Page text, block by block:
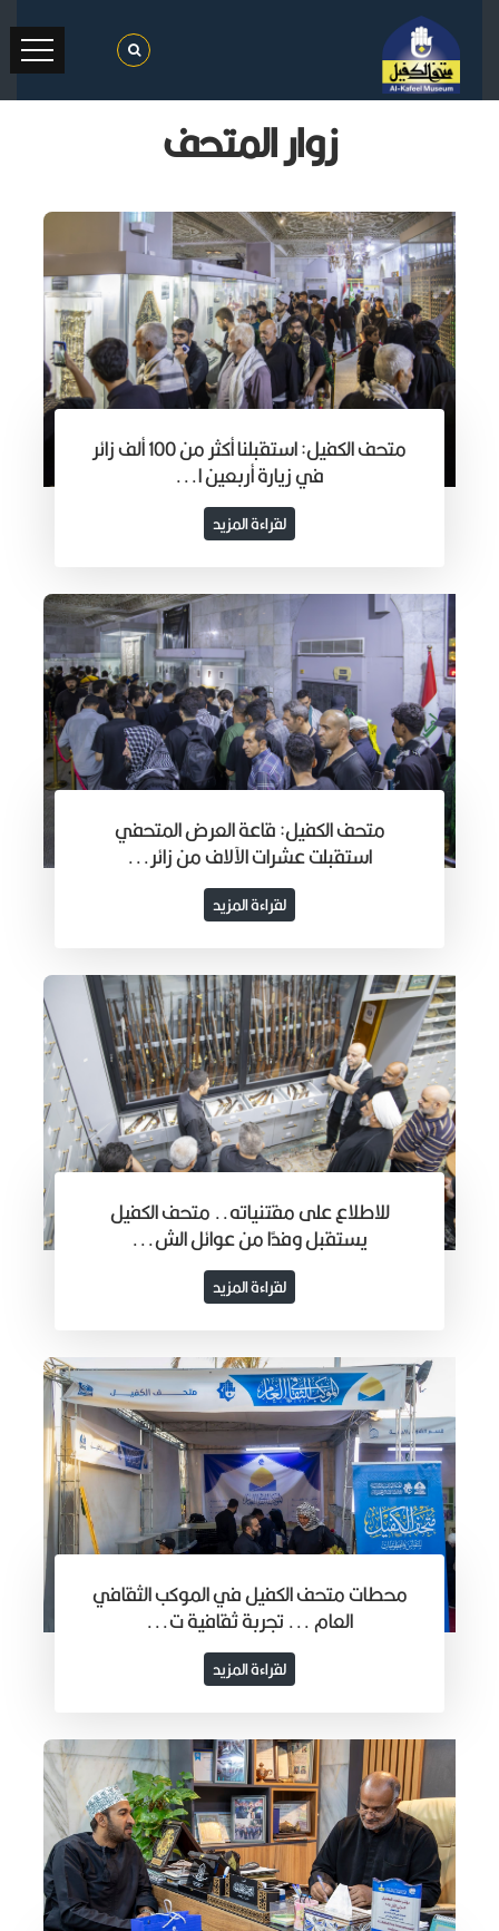
زوار المتحف
متحف الكفيل: استقبلنا أكثر من 100 ألف زائر
في زيارة أربعين ا...
لقراءة المزيد
متحف الكفيل: قاعة العرض المتحفي
استقبلت عشرات الآلاف من زائر...
لقراءة المزيد
للاطلاع على مقتنياته.. متحف الكفيل
يستقبل وفدًا من عوائل الش...
لقراءة المزيد
محطات متحف الكفيل في الموكب الثقافي
العام ... تجربة ثقافية ت...
لقراءة المزيد